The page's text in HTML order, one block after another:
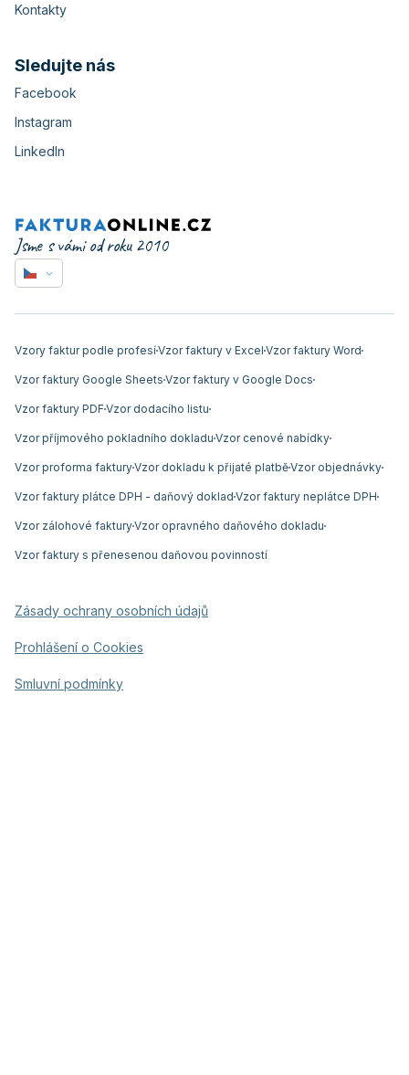
Kontakty
Sledujte nás
Facebook
Instagram
LinkedIn
Jsme s vámi od roku 2010
Vzory faktur podle profesíVzor faktury v Excel Vzor faktury Word
Vzor faktury Google Sheets Vzor faktury v Google Docs
Vzor faktury PDF Vzor dodacího listu
Vzor příjmového pokladního dokladu Vzor cenové nabídky
Vzor proforma fakturyVzor dokladu k přijaté platběVzor objednávky
Vzor faktury plátce DPH - daňový doklad Vzor faktury neplátce DPH
Vzor zálohové fakturyVzor opravného daňového dokladu
Vzor faktury s přenesenou daňovou povinností
Zásady ochrany osobních údajů
Prohlášení o Cookies
Smluvní podmínky